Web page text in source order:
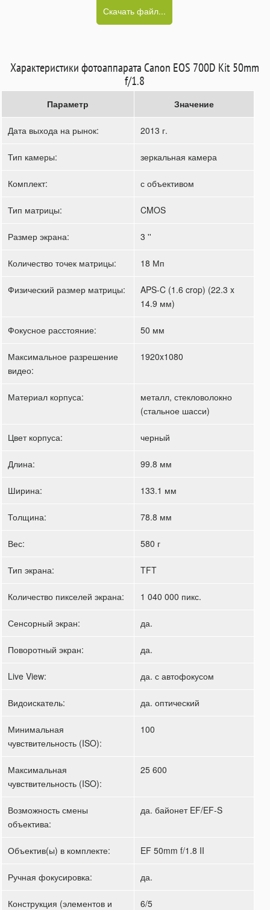
Скачать файл...
Характеристики фотоаппарата Canon EOS 700D Kit 50mm
f/1.8
Параметр Значение
Дата выхода на рынок: 2013 г.
Тип камеры: зеркальная камера
Комплект: с объективом
Тип матрицы: CMOS
Размер экрана: 3 ''
Количество точек матрицы: 18 Мп
Физический размер матрицы:
APS-C (1.6 crop) (22.3 x
14.9 мм)
Фокусное расстояние: 50 мм
Максимальное разрешение
видео:
1920x1080
Материал корпуса:
металл, стекловолокно
(стальное шасси)
Цвет корпуса: черный
Длина: 99.8 мм
Ширина: 133.1 мм
Толщина: 78.8 мм
Вес: 580 г
Тип экрана: TFT
Количество пикселей экрана: 1 040 000 пикс.
Сенсорный экран: да.
Поворотный экран: да.
Live View: да. с автофокусом
Видоискатель: да. оптический
Минимальная
чувствительность (ISO):
100
Максимальная
чувствительность (ISO):
25 600
Возможность смены
объектива:
да. байонет EF/EF-S
Объектив(ы) в комплекте: EF 50mm f/1.8 II
Ручная фокусировка: да.
Конструкция (элементов и 6/5